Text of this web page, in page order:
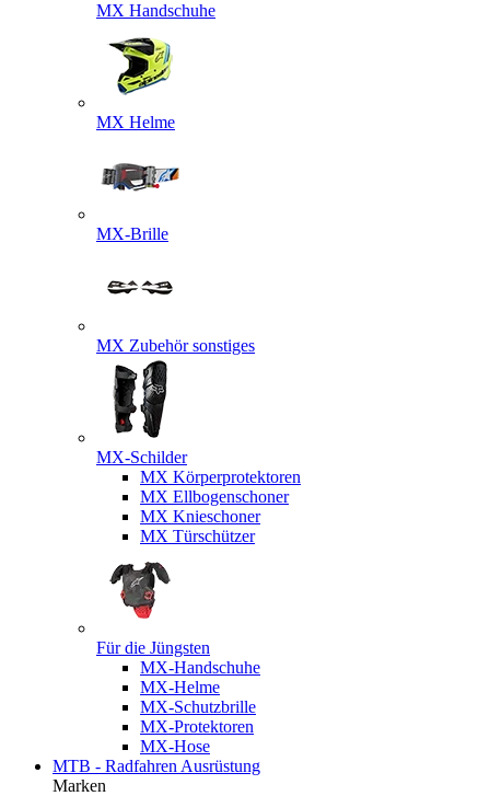
MX Handschuhe
MX Helme
MX-Brille
MX Zubehör sonstiges
MX-Schilder
MX Körperprotektoren
MX Ellbogenschoner
MX Knieschoner
MX Türschützer
Für die Jüngsten
MX-Handschuhe
MX-Helme
MX-Schutzbrille
MX-Protektoren
MX-Hose
MTB - Radfahren Ausrüstung
Marken